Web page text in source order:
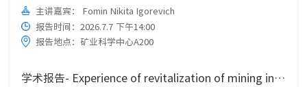
主讲嘉宾： Fomin Nikita Igorevich
报告时间：2026.7.7 下午14:00
报告地点：矿业科学中心A200
学术报告- Experience of revitalization of mining industry facilities 1990-2026